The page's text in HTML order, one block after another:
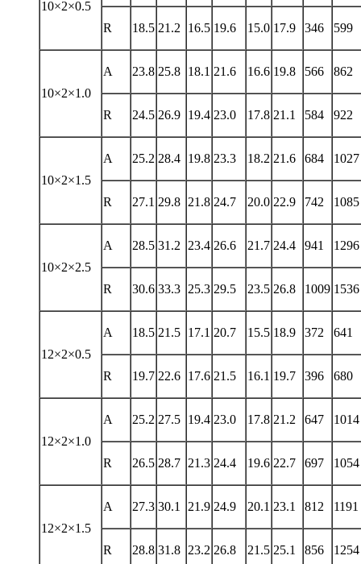
10×2×0.5
R 18.5 21.2 16.5 19.6 15.0 17.9 346 599
10×2×1.0
A 23.8 25.8 18.1 21.6 16.6 19.8 566 862
R 24.5 26.9 19.4 23.0 17.8 21.1 584 922
10×2×1.5
A 25.2 28.4 19.8 23.3 18.2 21.6 684 1027
R 27.1 29.8 21.8 24.7 20.0 22.9 742 1085
10×2×2.5
A 28.5 31.2 23.4 26.6 21.7 24.4 941 1296
R 30.6 33.3 25.3 29.5 23.5 26.8 1009 1536
12×2×0.5
A 18.5 21.5 17.1 20.7 15.5 18.9 372 641
R 19.7 22.6 17.6 21.5 16.1 19.7 396 680
12×2×1.0
A 25.2 27.5 19.4 23.0 17.8 21.2 647 1014
R 26.5 28.7 21.3 24.4 19.6 22.7 697 1054
12×2×1.5
A 27.3 30.1 21.9 24.9 20.1 23.1 812 1191
R 28.8 31.8 23.2 26.8 21.5 25.1 856 1254